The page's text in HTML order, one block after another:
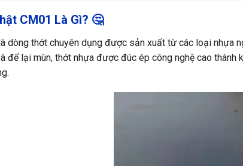
CM01 Là Gì? 🤔
dòng thớt chuyên dụng được sản xuất từ các loại nhựa
để lại mùn, thớt nhựa được đúc ép công nghệ cao